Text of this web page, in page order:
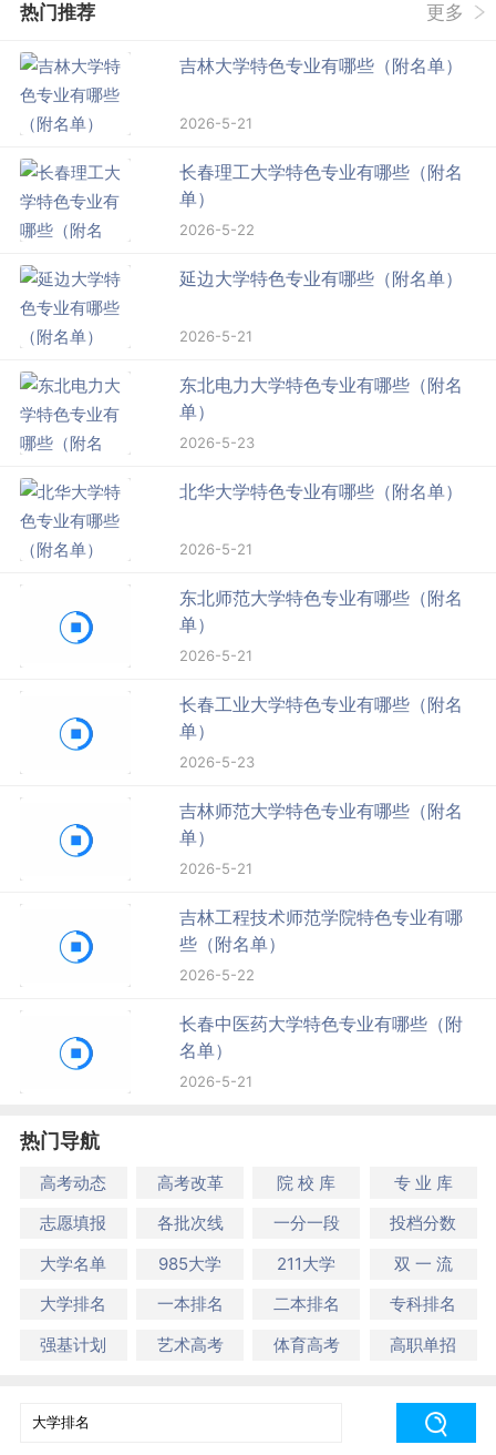
热门推荐 更多
吉林大学特色专业有哪些（附名单）
2026-5-21
长春理工大学特色专业有哪些（附名
单）
2026-5-22
延边大学特色专业有哪些（附名单）
2026-5-21
东北电力大学特色专业有哪些（附名
单）
2026-5-23
北华大学特色专业有哪些（附名单）
2026-5-21
东北师范大学特色专业有哪些（附名
单）
2026-5-21
长春工业大学特色专业有哪些（附名
单）
2026-5-23
吉林师范大学特色专业有哪些（附名
单）
2026-5-21
吉林工程技术师范学院特色专业有哪
些（附名单）
2026-5-22
长春中医药大学特色专业有哪些（附
名单）
2026-5-21
热门导航
高考动态 高考改革 院 校 库
专 业 库
志愿填报
各批次线 一分一段
投档分数
大学名单
985大学 211大学
双 一 流
大学排名
一本排名 二本排名
专科排名
强基计划
艺术高考 体育高考 高职单招